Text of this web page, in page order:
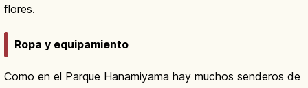
flores.
Ropa y equipamiento
Como en el Parque Hanamiyama hay muchos senderos de